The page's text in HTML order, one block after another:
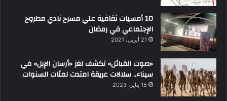
10 أمسيات ثقافية علي مسرح نادي مطروح
الإجتماعي في رمضان
21 أبريل، 2021
«صوت القبائل» تكشف لغز «أرسان الإبل» في
سيناء.. سلالات عريقة امتدت لمئات السنوات
15 يناير، 2023